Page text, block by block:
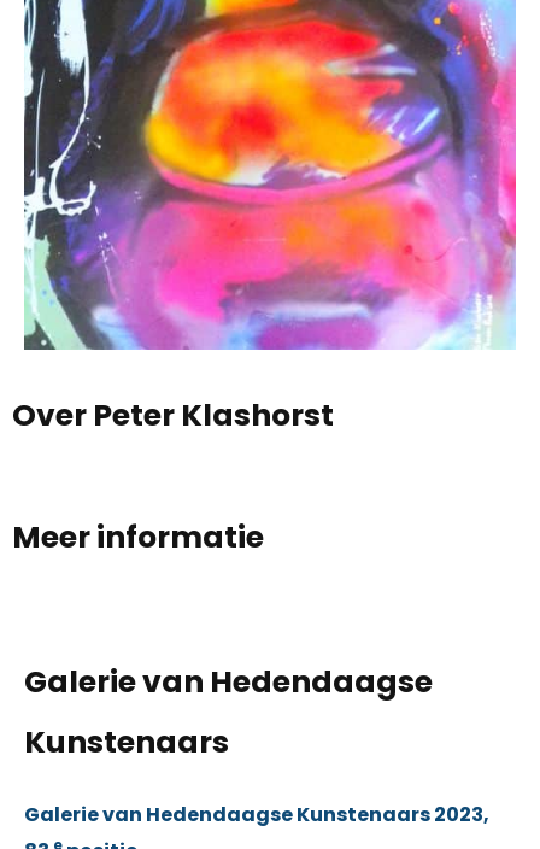
Over Peter Klashorst
Meer informatie
Galerie van Hedendaagse
Kunstenaars
Galerie van Hedendaagse Kunstenaars 2023,
e